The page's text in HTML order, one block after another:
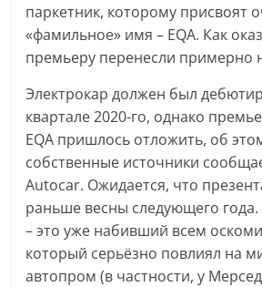
паркетник, которому присвоят
«фамильное» имя – EQA. Как
премьеру перенесли примерно
Электрокар должен был
квартале 2020-го, однако
EQA пришлось отложить, об
собственные источники
Autocar. Ожидается, что
раньше весны следующего
– это уже набивший всем
который серьёзно повлиял на
автопром (в частности, у